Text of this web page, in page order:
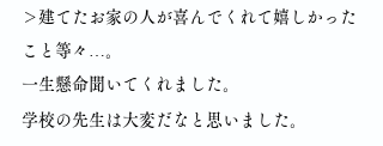
＞建てたお家の人が喜んでくれて嬉しかった
こと等々…。
一生懸命聞いてくれました。
学校の先生は大変だなと思いました。